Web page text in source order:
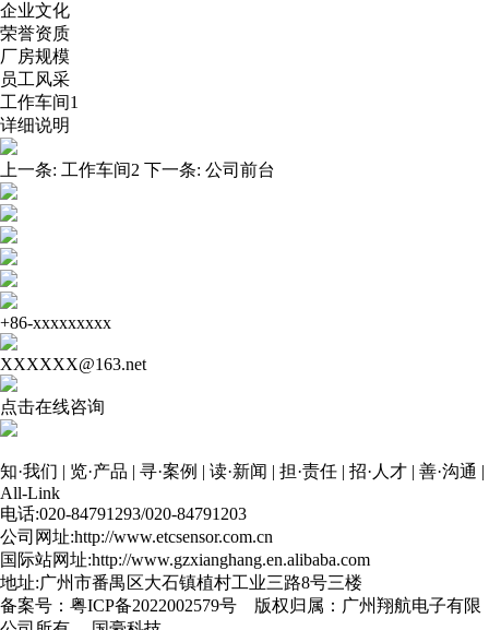
企业文化
荣誉资质
厂房规模
员工风采
工作车间1
详细说明
上一条: 工作车间2 下一条: 公司前台
+86-xxxxxxxxx
XXXXXX@163.net
点击在线咨询
知·我们 | 览·产品 | 寻·案例 | 读·新闻 | 担·责任 | 招·人才 | 善·沟通 |
All-Link
电话:020-84791293/020-84791203
公司网址:http://www.etcsensor.com.cn
国际站网址:http://www.gzxianghang.en.alibaba.com
地址:广州市番禺区大石镇植村工业三路8号三楼
备案号： 粤ICP备2022002579号 版权归属：广州翔航电子有限